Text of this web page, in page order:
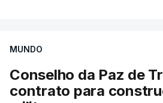
MUNDO
Conselho da Paz de
contrato para